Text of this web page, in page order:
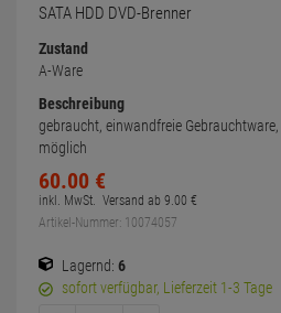
SATA HDD DVD-Brenner
Zustand
A-Ware
Beschreibung
gebraucht, einwandfreie
möglich
60.00 €
inkl. MwSt. Versand ab 9.00 €
Artikel-Nummer: 10074057
Lagernd: 6
sofort verfügbar, Lieferzeit 1-3 Tage